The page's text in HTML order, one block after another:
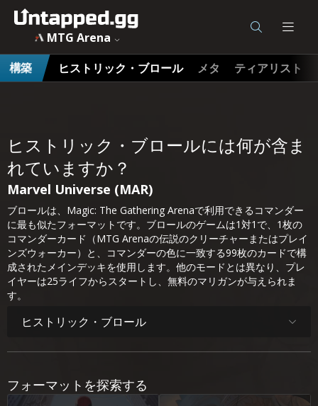
MTG Arena
構築
ヒストリック・ブロール メタ ティアリスト
ヒストリック・ブロールには何が含ま
れていますか？
Marvel Universe (MAR)
ブロールは、Magic: The Gathering Arenaで利用できるコマンダー
に最も似たフォーマットです。ブロールのゲームは1対1で、1枚の
コマンダーカード（MTG Arenaの伝説のクリーチャーまたはプレイ
ンズウォーカー）と、コマンダーの色に一致する99枚のカードで構
成されたメインデッキを使用します。他のモードとは異なり、プレ
イヤーは25ライフからスタートし、無料のマリガンが与えられま
す。
ヒストリック・ブロール
フォーマットを探索する